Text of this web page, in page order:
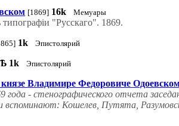
[1869] 16k Мемуары
"Русскаго". 1869.
1k Эпистолярий
Ѣ 1k Эпистолярий
Владимире Федоровиче
года - стенографического отчета
вспоминают: Кошелев, Путята,